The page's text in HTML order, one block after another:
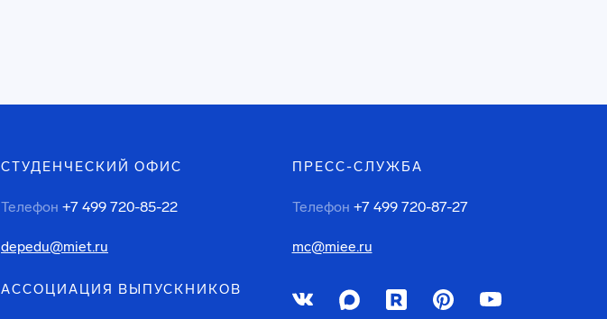
СТУДЕНЧЕСКИЙ ОФИС
Телефон +7 499 720-85-22
depedu@miet.ru
АССОЦИАЦИЯ ВЫПУСКНИКОВ
ПРЕСС-СЛУЖБА
Телефон +7 499 720-87-27
mc@miee.ru